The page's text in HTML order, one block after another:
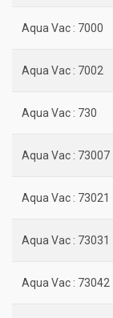
Aqua Vac : 7000
Aqua Vac : 7002
Aqua Vac : 730
Aqua Vac : 73007
Aqua Vac : 73021
Aqua Vac : 73031
Aqua Vac : 73042